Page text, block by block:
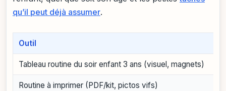
qu’il peut déjà assumer.
Outil
Tableau routine du soir enfant 3 ans (visuel, magnets)
Routine à imprimer (PDF/kit, pictos vifs)